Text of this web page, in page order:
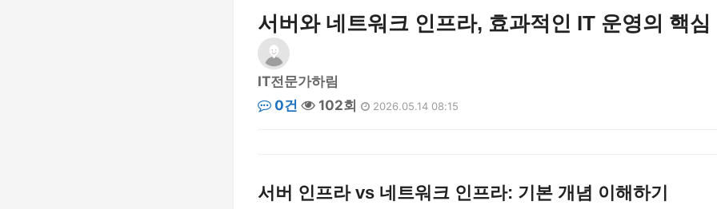
서버와 네트워크 인프라, 효과적인 IT 운영의 핵심
IT전문가하림
0건
102회 2026.05.14 08:15
서버 인프라 vs 네트워크 인프라: 기본 개념 이해하기